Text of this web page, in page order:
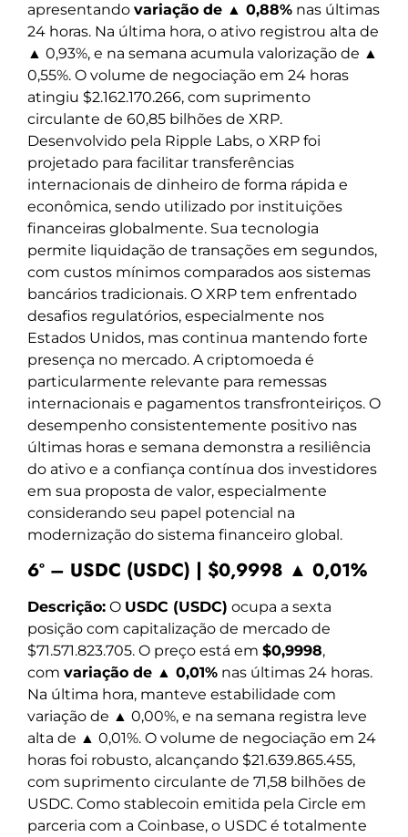
apresentando variação de ▲ 0,88% nas últimas
24 horas. Na última hora, o ativo registrou alta de
▲ 0,93%, e na semana acumula valorização de ▲
0,55%. O volume de negociação em 24 horas
atingiu $2.162.170.266, com suprimento
circulante de 60,85 bilhões de XRP.
Desenvolvido pela Ripple Labs, o XRP foi
projetado para facilitar transferências
internacionais de dinheiro de forma rápida e
econômica, sendo utilizado por instituições
financeiras globalmente. Sua tecnologia
permite liquidação de transações em segundos,
com custos mínimos comparados aos sistemas
bancários tradicionais. O XRP tem enfrentado
desafios regulatórios, especialmente nos
Estados Unidos, mas continua mantendo forte
presença no mercado. A criptomoeda é
particularmente relevante para remessas
internacionais e pagamentos transfronteiriços. O
desempenho consistentemente positivo nas
últimas horas e semana demonstra a resiliência
do ativo e a confiança contínua dos investidores
em sua proposta de valor, especialmente
considerando seu papel potencial na
modernização do sistema financeiro global.
6º – USDC (USDC) | $0,9998 ▲ 0,01%
Descrição: O USDC (USDC) ocupa a sexta
posição com capitalização de mercado de
$71.571.823.705. O preço está em $0,9998,
com variação de ▲ 0,01% nas últimas 24 horas.
Na última hora, manteve estabilidade com
variação de ▲ 0,00%, e na semana registra leve
alta de ▲ 0,01%. O volume de negociação em 24
horas foi robusto, alcançando $21.639.865.455,
com suprimento circulante de 71,58 bilhões de
USDC. Como stablecoin emitida pela Circle em
parceria com a Coinbase, o USDC é totalmente